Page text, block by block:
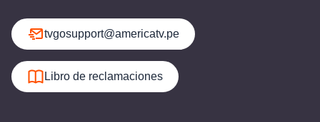
tvgosupport@americatv.pe
Libro de reclamaciones